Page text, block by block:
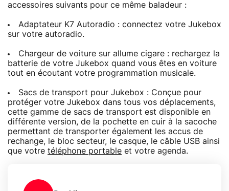
accessoires suivants pour ce même baladeur :
Adaptateur K7 Autoradio : connectez votre Jukebox
sur votre autoradio.
Chargeur de voiture sur allume cigare : rechargez la
batterie de votre Jukebox quand vous êtes en voiture
tout en écoutant votre programmation musicale.
Sacs de transport pour Jukebox : Conçue pour
protéger votre Jukebox dans tous vos déplacements,
cette gamme de sacs de transport est disponible en
différente version, de la pochette en cuir à la sacoche
permettant de transporter également les accus de
rechange, le bloc secteur, le casque, le câble USB ainsi
que votre téléphone portable et votre agenda.